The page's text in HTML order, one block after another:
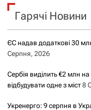
Гарячі Новини
ЄС надав додаткові 30
Серпня, 2026
Сербія виділить €2 млн
відбудувати одне з міст8
Укренерго: 9 серпня в